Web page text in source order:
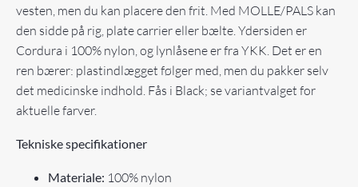
vesten, men du kan placere den frit. Med MOLLE/PALS kan
den sidde på rig, plate carrier eller bælte. Ydersiden er
Cordura i 100% nylon, og lynlåsene er fra YKK. Det er en
ren bærer: plastindlægget følger med, men du pakker selv
det medicinske indhold. Fås i Black; se variantvalget for
aktuelle farver.
Tekniske specifikationer
Materiale: 100% nylon